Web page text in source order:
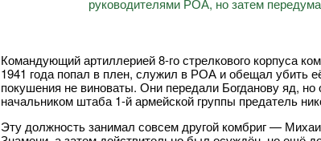
руководителями РОА, но затем
Командующий артиллерией 8-го стрелкового корпуса
1941 года попал в плен, служил в РОА и обещал убить
покушения не виноваты. Они передали Богданову яд,
начальником штаба 1-й армейской группы предатель
Эту должность занимал совсем другой комбриг —